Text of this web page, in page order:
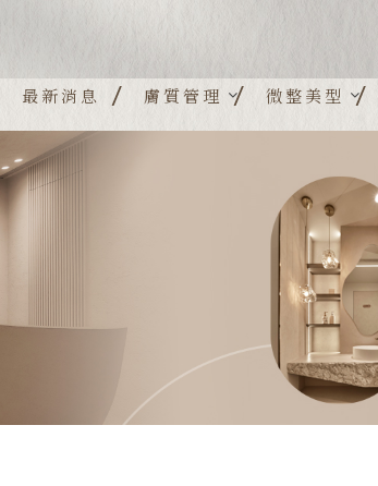
最新消息 膚質管理 微整美型